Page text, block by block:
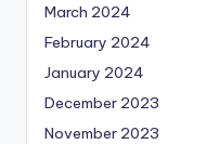
March 2024
February 2024
January 2024
December 2023
November 2023